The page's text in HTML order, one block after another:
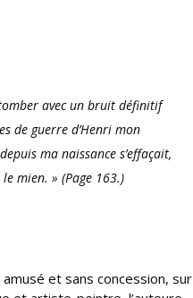
avec un bruit définitif
de guerre d’Henri mon
ma naissance s’effaçait,
mien. » (Page 163.)
et sans concession, sur